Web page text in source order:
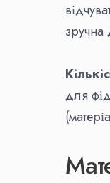
зручна
для